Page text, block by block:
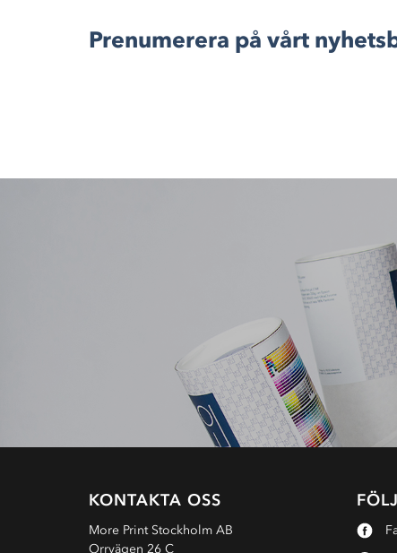
Prenumerera på vårt
KONTAKTA OSS
More Print Stockholm AB
Orrvägen 26 C